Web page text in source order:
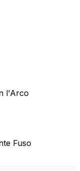
l'Arco
Fuso